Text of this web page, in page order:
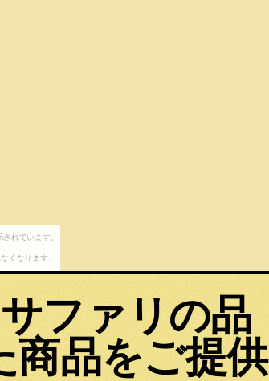
れています。
くなります。
ファリの品
商品をご提供